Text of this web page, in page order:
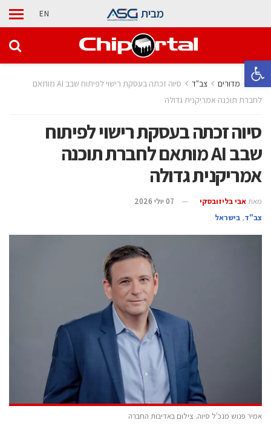
פתח סרגל נגישות
מבית EN
בית מדורים ‫צב"ד‬
סיוה זכתה בעסקת רישוי לפיתוח שבב AI מותאם
לחברת תוכנה אמריקנית גדולה
סיוה זכתה בעסקת רישוי לפיתוח
שבב AI מותאם לחברת תוכנה
אמריקנית גדולה
מאת אבי בליזובסקי
07 יולי 2026
‫צב"ד‬, בישראל
אמיר פנוש מנכ'ל סיוה. צילום באדיבות החברה